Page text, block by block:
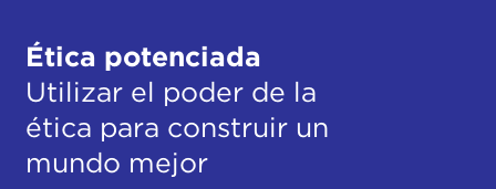
Ética potenciada
Utilizar el poder de la
ética para construir un
mundo mejor